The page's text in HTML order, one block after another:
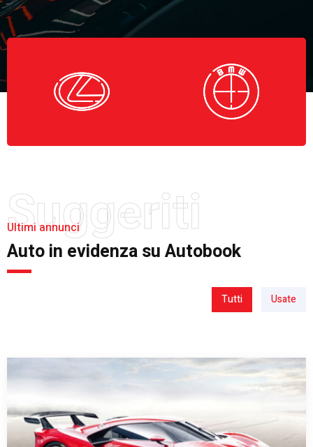
Suggeriti
Ultimi annunci
Auto in evidenza su Autobook
Tutti Usate